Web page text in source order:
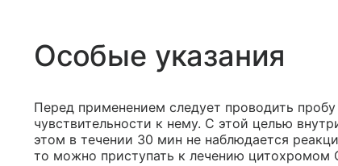
Особые указания
Перед применением следует проводить
чувствительности к нему. С этой целью
этом в течении 30 мин не наблюдается
то можно приступать к лечению цитохромом